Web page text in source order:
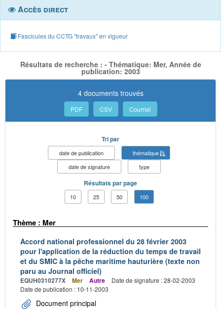
Accès direct
Fascicules du CCTG "travaux" en vigueur
Résultats de recherche : - Thématique: Mer, Année de
publication: 2003
4 documents trouvés
PDF CSV Courriel
Tri par
date de publication
thématique
date de signature
type
Résultats par page
10 25 50 100
Thème : Mer
Accord national professionnel du 28 février 2003
pour l'application de la réduction du temps de travail
et du SMIC à la pêche maritime hauturière (texte non
paru au Journal officiel)
EQUH0310277X Mer Autre
Date de signature : 28-02-2003
Date de publication : 10-11-2003
Document principal